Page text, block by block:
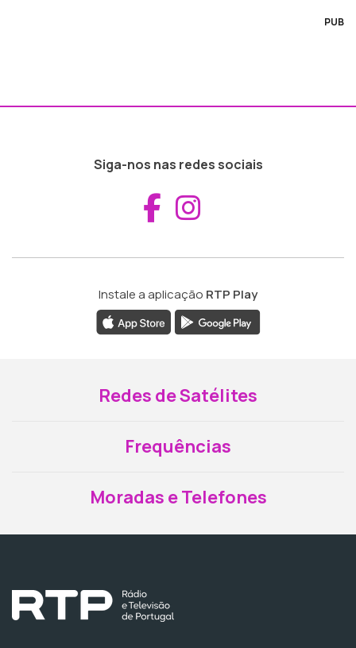
PUB
Siga-nos nas redes sociais
Aceder ao
Instale a aplicação RTP Play
Redes de Satélites
Frequências
Moradas e Telefones